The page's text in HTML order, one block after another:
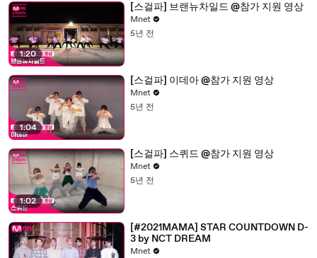
1:20
[스걸파] 브랜뉴차일드 @참가 지원 영상
Mnet
5년 전
1:04
[스걸파] 이데아 @참가 지원 영상
Mnet
5년 전
1:02
[스걸파] 스퀴드 @참가 지원 영상
Mnet
5년 전
[#2021MAMA] STAR COUNTDOWN D-
3 by NCT DREAM
Mnet